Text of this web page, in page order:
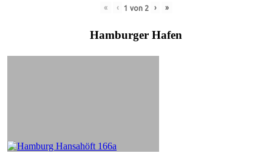
« ‹ 1 von 2 › »
Hamburger Hafen